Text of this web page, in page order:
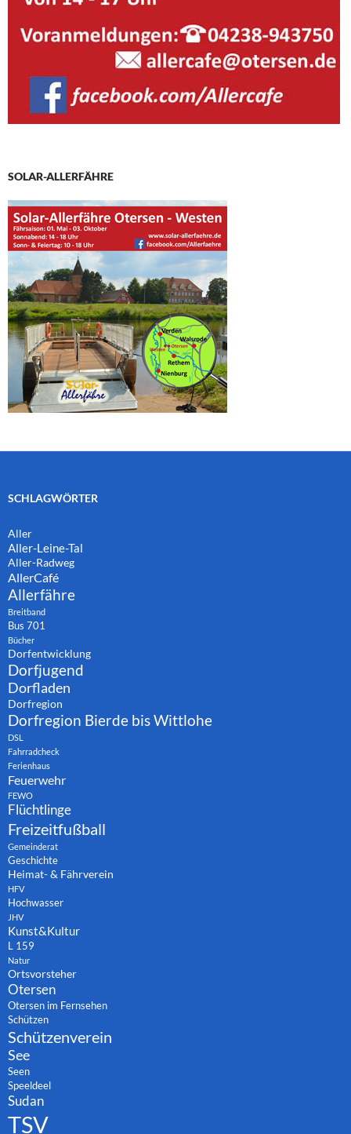
SOLAR-ALLERFÄHRE
SCHLAGWÖRTER
Aller
Aller-Leine-Tal
Aller-Radweg
AllerCafé
Allerfähre
Breitband
Bus 701
Bücher
Dorfentwicklung
Dorfjugend
Dorfladen
Dorfregion
Dorfregion Bierde bis Wittlohe
DSL
Fahrradcheck
Ferienhaus
Feuerwehr
FEWO
Flüchtlinge
Freizeitfußball
Gemeinderat
Geschichte
Heimat- & Fährverein
HFV
Hochwasser
JHV
Kunst&Kultur
L 159
Natur
Ortsvorsteher
Otersen
Otersen im Fernsehen
Schützen
Schützenverein
See
Seen
Speeldeel
Sudan
TSV